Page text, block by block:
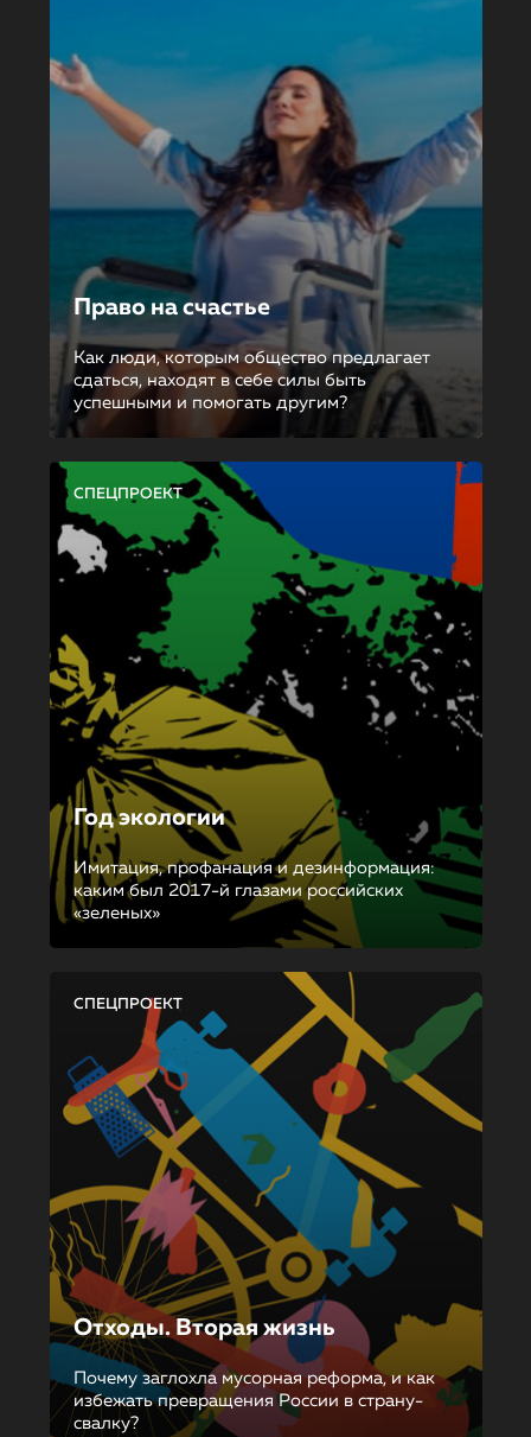
Право на счастье
Как люди, которым общество предлагает
сдаться, находят в себе силы быть
успешными и помогать другим?
СПЕЦПРОЕКТ
Год экологии
Имитация, профанация и дезинформация:
каким был 2017-й глазами российских
«зеленых»
СПЕЦПРОЕКТ
Отходы. Вторая жизнь
Почему заглохла мусорная реформа, и как
избежать превращения России в страну-
свалку?